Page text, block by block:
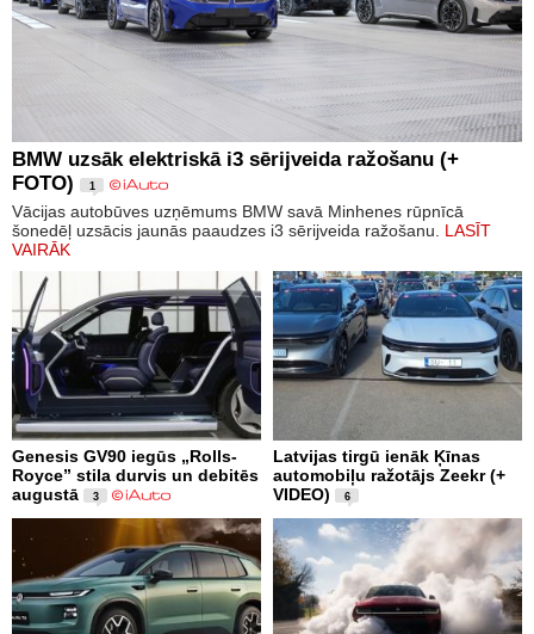
BMW uzsāk elektriskā i3 sērijveida ražošanu (+
FOTO)
1
Vācijas autobūves uzņēmums BMW savā Minhenes rūpnīcā
šonedēļ uzsācis jaunās paaudzes i3 sērijveida ražošanu. LASĪT
VAIRĀK
Genesis GV90 iegūs „Rolls-
Royce” stila durvis un debitēs
augustā
3
Latvijas tirgū ienāk Ķīnas
automobiļu ražotājs Zeekr (+
VIDEO)
6